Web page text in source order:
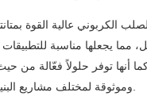
الكربوني عالية القوة
مما يجعلها مناسبة للتطبيقات
أنها توفر حلولاً فعّالة من